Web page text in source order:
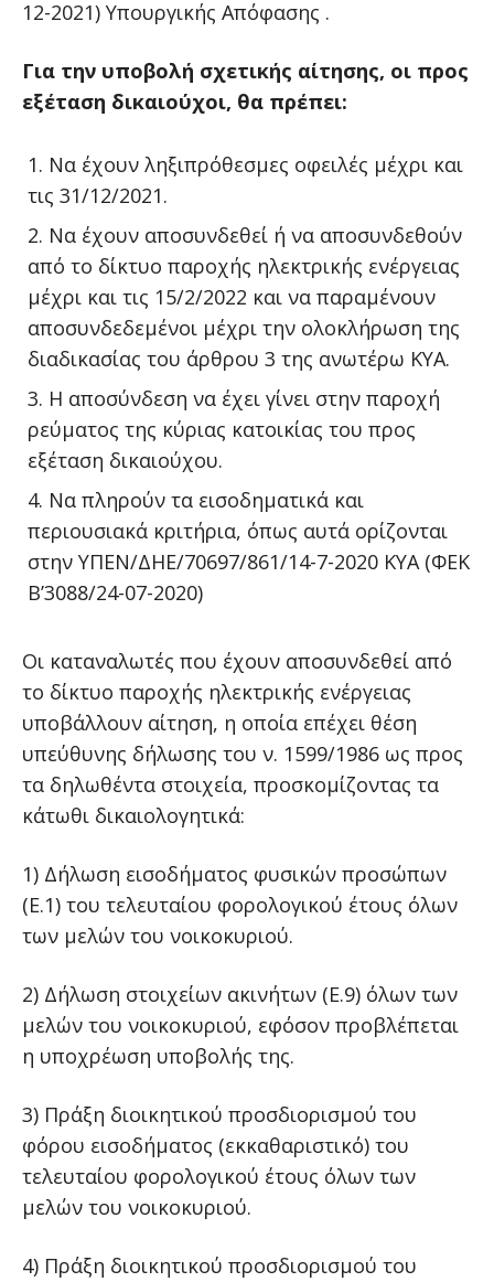
12-2021) Υπουργικής Απόφασης .
Για την υποβολή σχετικής αίτησης, οι προς
εξέταση δικαιούχοι, θα πρέπει:
Να έχουν ληξιπρόθεσμες οφειλές μέχρι και
τις 31/12/2021.
Να έχουν αποσυνδεθεί ή να αποσυνδεθούν
από το δίκτυο παροχής ηλεκτρικής ενέργειας
μέχρι και τις 15/2/2022 και να παραμένουν
αποσυνδεδεμένοι μέχρι την ολοκλήρωση της
διαδικασίας του άρθρου 3 της ανωτέρω ΚΥΑ.
Η αποσύνδεση να έχει γίνει στην παροχή
ρεύματος της κύριας κατοικίας του προς
εξέταση δικαιούχου.
Να πληρούν τα εισοδηματικά και
περιουσιακά κριτήρια, όπως αυτά ορίζονται
στην ΥΠΕΝ/ΔΗΕ/70697/861/14-7-2020 ΚΥΑ (ΦΕΚ
Β’3088/24-07-2020)
Οι καταναλωτές που έχουν αποσυνδεθεί από
το δίκτυο παροχής ηλεκτρικής ενέργειας
υποβάλλουν αίτηση, η οποία επέχει θέση
υπεύθυνης δήλωσης του ν. 1599/1986 ως προς
τα δηλωθέντα στοιχεία, προσκομίζοντας τα
κάτωθι δικαιολογητικά:
1) Δήλωση εισοδήματος φυσικών προσώπων
(Ε.1) του τελευταίου φορολογικού έτους όλων
των μελών του νοικοκυριού.
2) Δήλωση στοιχείων ακινήτων (Ε.9) όλων των
μελών του νοικοκυριού, εφόσον προβλέπεται
η υποχρέωση υποβολής της.
3) Πράξη διοικητικού προσδιορισμού του
φόρου εισοδήματος (εκκαθαριστικό) του
τελευταίου φορολογικού έτους όλων των
μελών του νοικοκυριού.
4) Πράξη διοικητικού προσδιορισμού του